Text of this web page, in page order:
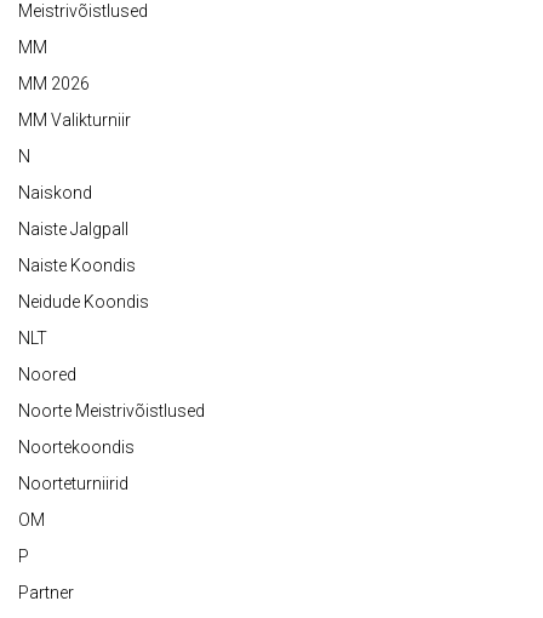
Meistrivõistlused
MM
MM 2026
MM Valikturniir
N
Naiskond
Naiste Jalgpall
Naiste Koondis
Neidude Koondis
NLT
Noored
Noorte Meistrivõistlused
Noortekoondis
Noorteturniirid
OM
P
Partner